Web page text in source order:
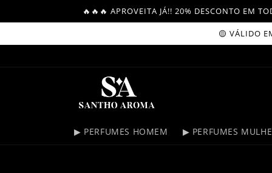
🔥🔥🔥 APROVEITA JÁ!! 20% DESCONTO EM
🟡
▶ PERFUMES HOMEM ▶ PERFUMES